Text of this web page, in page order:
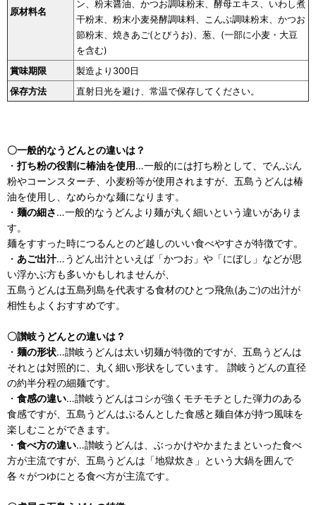
原材料名
ン、粉末醤油、かつお調味粉末、酵母エキス、いわし煮
干粉末、粉末小麦発酵調味料、こんぶ調味粉末、かつお
節粉末、焼きあご(とびうお)、葱、(一部に小麦・大豆
を含む)
賞味期限
製造より300日
保存方法
直射日光を避け、常温で保存してください。
〇一般的なうどんとの違いは？
・ 打ち粉の役割に椿油を使用…一般的には打ち粉として、でんぷん
粉やコーンスターチ、小麦粉等が使用されますが、五島うどんは椿
油を使用し、なめらかな麺になります。
・ 麺の細さ…一般的なうどんより麺が丸く細いという違いがありま
す。
麺をすすった時につるんとのど越しのいい食べやすさが特徴です。
・ あご出汁…うどん出汁といえば「かつお」や「にぼし」などが思
い浮かぶ方も多いかもしれませんが、
五島うどんは五島列島を代表する食材のひとつ飛魚(あご)の出汁が
相性もよくおすすめです。
〇讃岐うどんとの違いは？
・ 麺の形状…讃岐うどんは太い切麺が特徴的ですが、五島うどんは
それとは対照的に、丸く細い形状をしています。 讃岐うどんの直径
の約半分程の細麺です。
・ 食感の違い…讃岐うどんはコシが強くモチモチとした弾力のある
食感ですが、五島うどんはぷるんとした食感と麺自体が持つ風味を
楽しむことができます。
・ 食べ方の違い…讃岐うどんは、ぶっかけやかまたまといった食べ
方が主流ですが、五島うどんは「地獄炊き」という大鍋を囲んで
各々がつゆにとる食べ方が主流です。